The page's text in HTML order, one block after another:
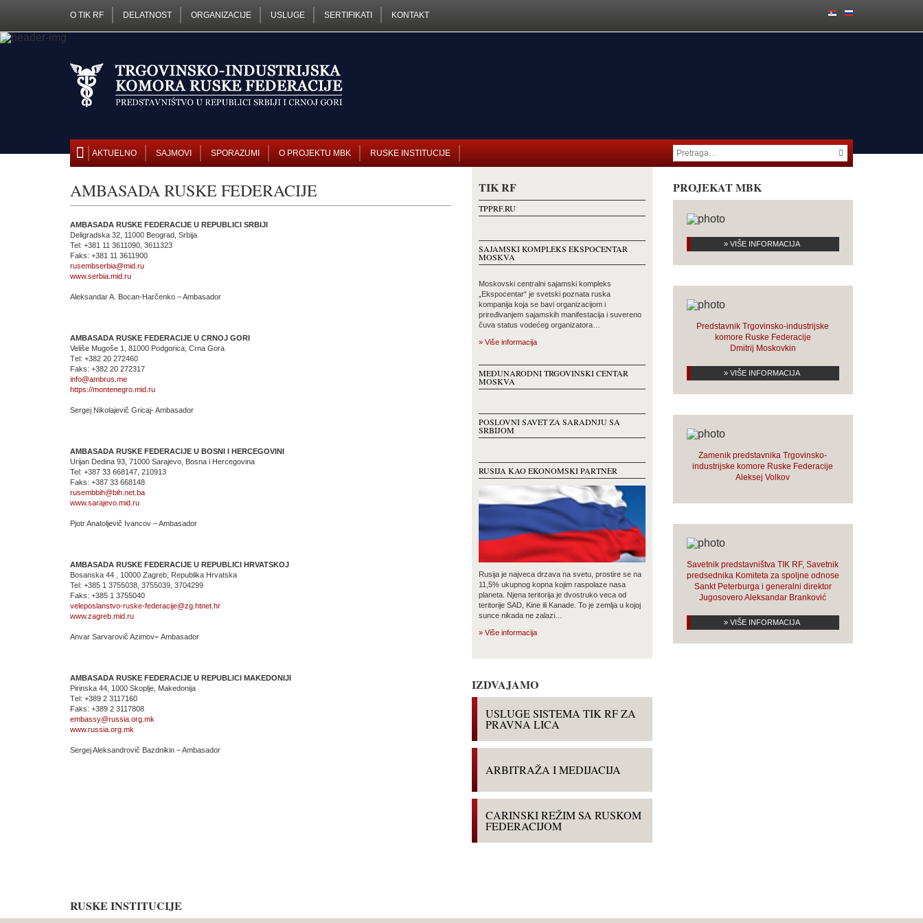
O TIK RF DELATNOST ORGANIZACIJE USLUGE SERTIFIKATI KONTAKT
AKTUELNO SAJMOVI SPORAZUMI O PROJEKTU MBK RUSKE INSTITUCIJE
AMBASADA RUSKE FEDERACIJE
AMBASADA RUSKE FEDERACIJE U REPUBLICI SRBIJI
Deligradska 32, 11000 Beograd, Srbija
Tel: +381 11 3611090, 3611323
Faks: +381 11 3611900
rusembserbia@mid.ru
www.serbia.mid.ru
Aleksandar A. Bocan-Harčenko – Ambasador
AMBASADA RUSKE FEDERACIJE U CRNOJ GORI
Veliše Mugoše 1, 81000 Podgorica, Crna Gora
Тel: +382 20 272460
Faks: +382 20 272317
info@ambrus.me
https://montenegro.mid.ru
Sergej Nikolajevič Gricaj- Ambasador
AMBASADA RUSKE FEDERACIJE U BOSNI I HERCEGOVINI
Urijan Dedina 93, 71000 Sarajevo, Bosna i Hercegovina
Tel: +387 33 668147, 210913
Faks: +387 33 668148
rusembbih@bih.net.ba
www.sarajevo.mid.ru
Pjotr Anatoljevič Ivancov – Ambasador
AMBASADA RUSKE FEDERACIJE U REPUBLICI HRVATSKOJ
Bosanska 44 , 10000 Zagreb, Republika Hrvatska
Tel: +385 1 3755038, 3755039, 3704299
Faks: +385 1 3755040
veleposlanstvo-ruske-federacije@zg.htnet.hr
www.zagreb.mid.ru
Anvar Sarvarovič Azimov– Ambasador
AMBASADA RUSKE FEDERACIJE U REPUBLICI MAKEDONIJI
Pirinska 44, 1000 Skoplje, Makedonija
Тel: +389 2 3117160
Faks: +389 2 3117808
embassy@russia.org.mk
www.russia.org.mk
Sergej Aleksandrovič Bazdnikin – Ambasador
TIK RF
TPPRF.RU
SAJAMSKI KOMPLEKS EKSPOCENTAR
MOSKVA
Moskovski centralni sajamski kompleks
„Ekspocentar“ je svetski poznata ruska
kompanija koja se bavi organizacijom i
priređivanjem sajamskih manifestacija i suvereno
čuva status vodećeg organizatora…
» Više informacija
MEĐUNARODNI TRGOVINSKI CENTAR
MOSKVA
POSLOVNI SAVET ZA SARADNJU SA
SRBIJOM
RUSIJA KAO EKONOMSKI PARTNER
Rusija je najveca drzava na svetu, prostire se na
11,5% ukupnog kopna kojim raspolaze nasa
planeta. Njena teritorija je dvostruko veca od
teritorije SAD, Kine ili Kanade. To je zemlja u kojoj
sunce nikada ne zalazi…
» Više informacija
IZDVAJAMO
USLUGE SISTEMA TIK RF ZA
PRAVNA LICA
ARBITRAŽA I MEDIJACIJA
CARINSKI REŽIM SA RUSKOM
FEDERACIJOM
PROJEKAT MBK
» VIŠE INFORMACIJA
Predstavnik Trgovinsko-industrijske
komore Ruske Federacije
Dmitrij Moskovkin
» VIŠE INFORMACIJA
Zamenik predstavnika Trgovinsko-
industrijske komore Ruske Federacije
Aleksej Volkov
Savetnik predstavništva TIK RF, Savetnik
predsednika Komiteta za spoljne odnose
Sankt Peterburga i generalni direktor
Jugosovero Aleksandar Branković
» VIŠE INFORMACIJA
RUSKE INSTITUCIJE